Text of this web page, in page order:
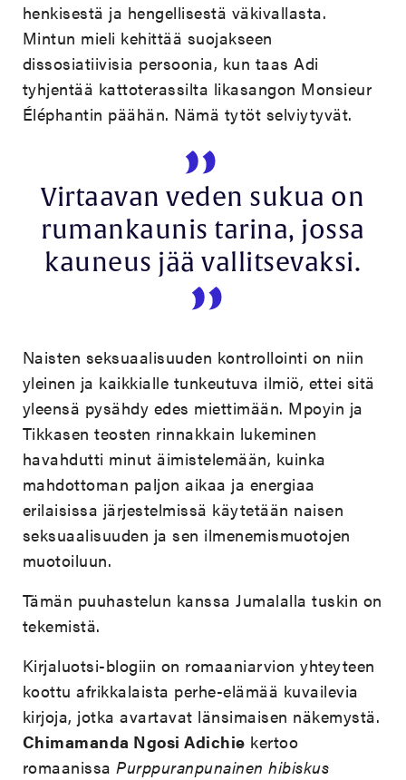
henkisestä ja hengellisestä väkivallasta.
Mintun mieli kehittää suojakseen
dissosiatiivisia persoonia, kun taas Adi
tyhjentää kattoterassilta likasangon Monsieur
Éléphantin päähän. Nämä tytöt selviytyvät.
Virtaavan veden sukua on
rumankaunis tarina, jossa
kauneus jää vallitsevaksi.
Naisten seksuaalisuuden kontrollointi on niin
yleinen ja kaikkialle tunkeutuva ilmiö, ettei sitä
yleensä pysähdy edes miettimään. Mpoyin ja
Tikkasen teosten rinnakkain lukeminen
havahdutti minut äimistelemään, kuinka
mahdottoman paljon aikaa ja energiaa
erilaisissa järjestelmissä käytetään naisen
seksuaalisuuden ja sen ilmenemismuotojen
muotoiluun.
Tämän puuhastelun kanssa Jumalalla tuskin on
tekemistä.
Kirjaluotsi-blogiin on romaaniarvion yhteyteen
koottu afrikkalaista perhe-elämää kuvailevia
kirjoja, jotka avartavat länsimaisen näkemystä.
Chimamanda Ngosi Adichie kertoo
romaanissaPurppuranpunainen hibiskus